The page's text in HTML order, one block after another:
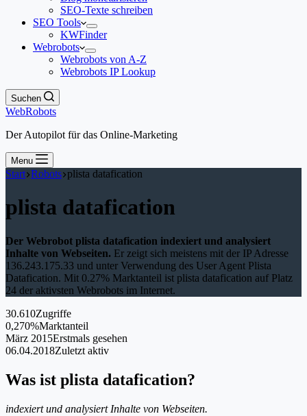
SEO-Texte schreiben
SEO Tools
KWFinder
Webrobots
Webrobots von A-Z
Webrobots IP Lookup
Suchen
WebRobots
Der Autopilot für das Online-Marketing
Menu
Start Robots plista datafication
plista datafication
Der Webrobot plista datafication indexiert und analysiert
Inhalte von Webseiten. Er zeigt sich meistens mit der IP Adresse
136.243.175.33 und unter Verwendung des User Agent Plista
Datafication. Mit 0.27% Marktanteil ist plista datafication auf Platz
24 der aktivsten Webrobots im Internet.
30.610Zugriffe
0,270%Marktanteil
März 2015Erstmals gesehen
06.04.2018Zuletzt aktiv
Was ist plista datafication?
indexiert und analysiert Inhalte von Webseiten.